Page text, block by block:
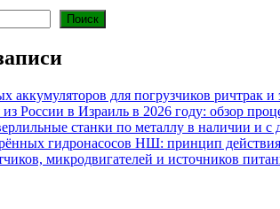
Поиск
аккумуляторов для погрузчиков ричтрак
России в Израиль в 2026 году: обзор
станки по металлу в наличии и с
гидронасосов НШ: принцип
микродвигателей и источников